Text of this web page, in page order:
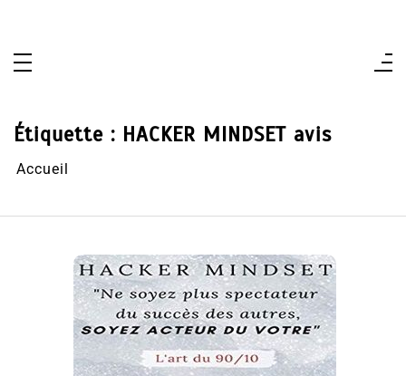
Étiquette : HACKER MINDSET avis
Accueil